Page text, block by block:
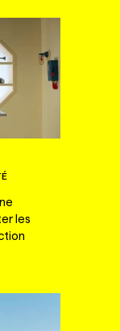
les